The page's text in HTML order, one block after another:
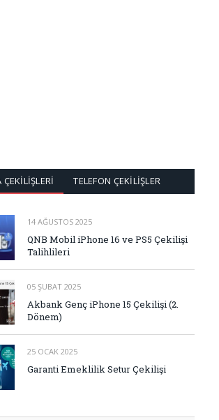
ÇEKİLİŞLERİ TELEFON ÇEKİLİŞLER
14 AĞUSTOS 2025
QNB Mobil iPhone 16 ve PS5 Çekilişi
Talihlileri
05 ŞUBAT 2025
Akbank Genç iPhone 15 Çekilişi (2.
Dönem)
25 OCAK 2025
Garanti Emeklilik Setur Çekilişi